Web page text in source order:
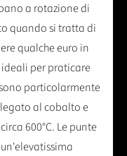
a rotazione di
quando si tratta di
qualche euro in
per praticare
particolarmente
legato al cobalto e
600°C. Le punte